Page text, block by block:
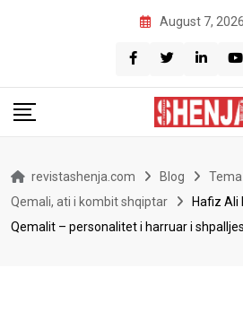
August 7, 2026
revistashenja.com Blog
Qemali, ati i kombit shqiptar
Hafiz Ali
Qemalit – personalitet i harruar i